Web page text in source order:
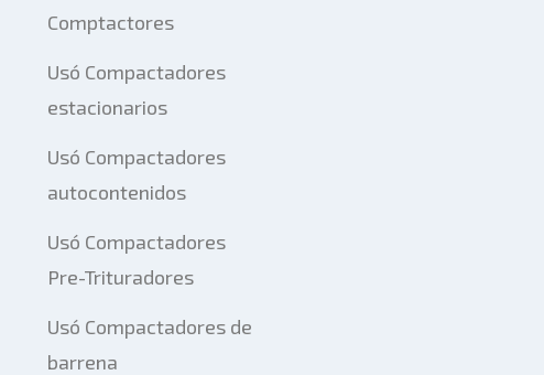
Comptactores
Usó Compactadores
estacionarios
Usó Compactadores
autocontenidos
Usó Compactadores
Pre-Trituradores
Usó Compactadores de
barrena